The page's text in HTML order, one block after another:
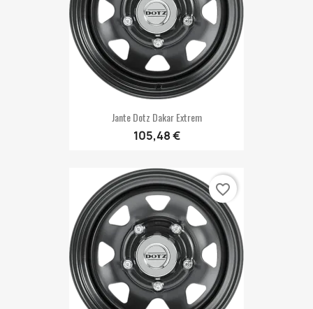
Jante Dotz Dakar Extrem
105,48 €
favorite_border